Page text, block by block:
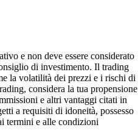
e non deve essere considerato
di investimento. Il trading
la volatilità dei prezzi e i rischi di
considera la tua propensione
e altri vantaggi citati in
a requisiti di idoneità, possesso
termini e alle condizioni